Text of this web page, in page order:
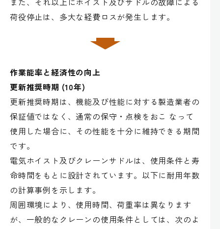
荷役停止は、多大な経費ロスが発生します。
作業能率と経済性の向上
更新推奨時期 (10年)
更新推奨時期は、機能及び性能に対する製造業者の
保証値ではなく、通常の保守・点検をおこ なって
使用した場合に、その性能を十分に維持できる期間
です。
電気ホイスト及びクレーンサドルは、使用条件と寿
命時間をもとに設計されています。以下に耐用年数
の計算事例を示します。
周囲環境により、使用時間、荷重率は異なります
が、一般的なクレーンの使用条件としては、次のよ